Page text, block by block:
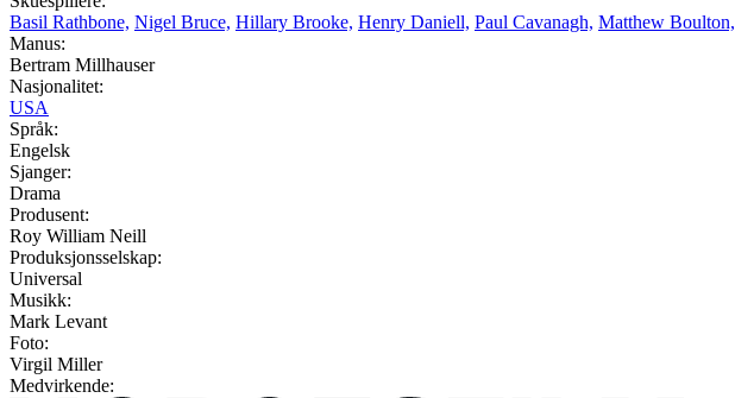
Basil Rathbone, Nigel Bruce, Hillary Brooke, Henry Daniell, Paul Cavanagh, Matthew Boulton,
Manus:
Bertram Millhauser
Nasjonalitet:
USA
Språk:
Engelsk
Sjanger:
Drama
Produsent:
Roy William Neill
Produksjonsselskap:
Universal
Musikk:
Mark Levant
Foto:
Virgil Miller
Medvirkende: